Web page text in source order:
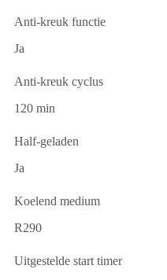
Anti-kreuk functie
Ja
Anti-kreuk cyclus
120 min
Half-geladen
Ja
Koelend medium
R290
Uitgestelde start timer